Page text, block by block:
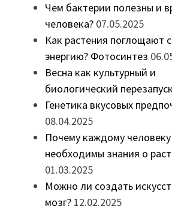
Чем бактерии полезны и
человека? 07.05.2025
Как растения поглощают
энергию? Фотосинтез
Весна как культурный и
биологический перезапуск
Генетика вкусовых
08.04.2025
Почему каждому человеку
необходимы знания о
01.03.2025
Можно ли создать
мозг? 12.02.2025